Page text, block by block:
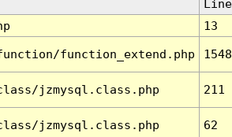
Line
13
function_extend.php 1548
jzmysql.class.php 211
jzmysql.class.php 62